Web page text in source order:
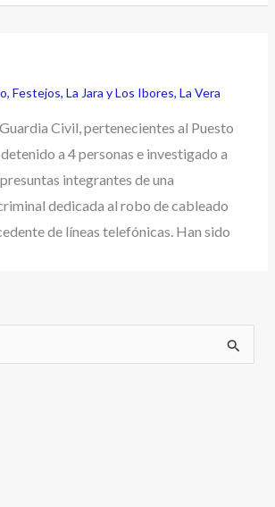
,Festejos,La Jara y Los Ibores,La Vera
Civil, pertenecientes al Puesto
a 4 personas e investigado a
integrantes de una
dedicada al robo de cableado
de líneas telefónicas. Han sido